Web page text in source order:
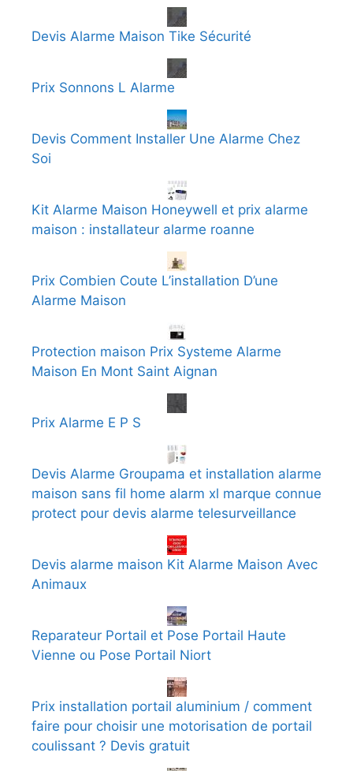
Devis Alarme Maison Tike Sécurité
Prix Sonnons L Alarme
Devis Comment Installer Une Alarme Chez
Soi
Kit Alarme Maison Honeywell et prix alarme
maison : installateur alarme roanne
Prix Combien Coute L’installation D’une
Alarme Maison
Protection maison Prix Systeme Alarme
Maison En Mont Saint Aignan
Prix Alarme E P S
Devis Alarme Groupama et installation alarme
maison sans fil home alarm xl marque connue
protect pour devis alarme telesurveillance
Devis alarme maison Kit Alarme Maison Avec
Animaux
Reparateur Portail et Pose Portail Haute
Vienne ou Pose Portail Niort
Prix installation portail aluminium / comment
faire pour choisir une motorisation de portail
coulissant ? Devis gratuit